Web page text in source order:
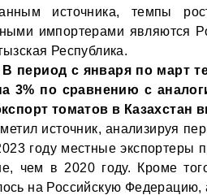
источника, темпы
импортерами являются
Республика.
В период с января по март
3% по сравнению с
томатов в Казахстан
источник, анализируя
году местные экспортеры
чем в 2020 году. Кроме
на Российскую Федерацию,